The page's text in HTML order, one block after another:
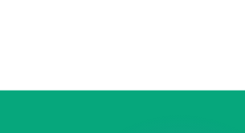
et la gestion de vos devises.